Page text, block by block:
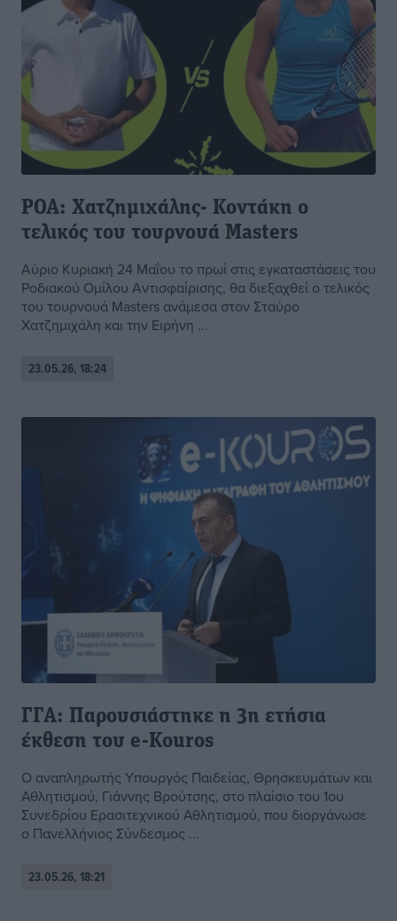
ΡΟΑ: Χατζημιχάλης- Κοντάκη ο
τελικός του τουρνουά Masters
Αύριο Κυριακή 24 Μαΐου το πρωί στις εγκαταστάσεις του
Ροδιακού Ομίλου Αντισφαίρισης, θα διεξαχθεί ο τελικός
του τουρνουά Masters ανάμεσα στον Σταύρο
Χατζημιχάλη και την Ειρήνη ...
23.05.26, 18:24
ΓΓΑ: Παρουσιάστηκε η 3η ετήσια
έκθεση του e-Kouros
Ο αναπληρωτής Υπουργός Παιδείας, Θρησκευμάτων και
Αθλητισμού, Γιάννης Βρούτσης, στο πλαίσιο του 1ου
Συνεδρίου Ερασιτεχνικού Αθλητισμού, που διοργάνωσε
ο Πανελλήνιος Σύνδεσμος ...
23.05.26, 18:21